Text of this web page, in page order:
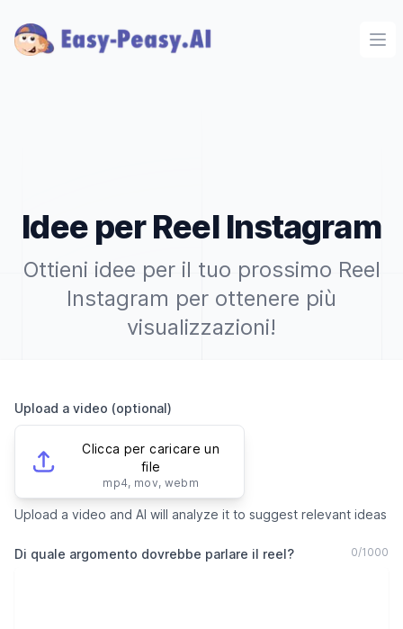
Idee per Reel Instagram
Ottieni idee per il tuo prossimo Reel
Instagram per ottenere più
visualizzazioni!
Upload a video (optional)
Clicca per caricare un
file
mp4, mov, webm
Upload a video and AI will analyze it to suggest relevant ideas
Di quale argomento dovrebbe parlare il reel? 0/1000